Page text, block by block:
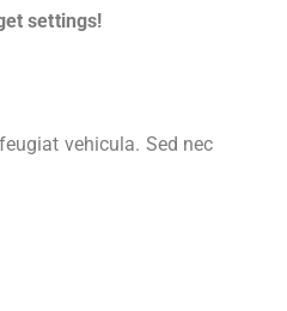
settings!
vehicula. Sed nec